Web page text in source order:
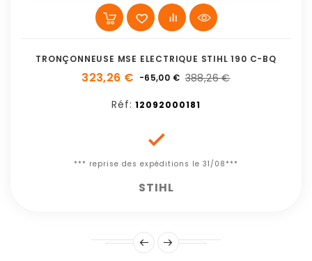
TRONÇONNEUSE MSE ELECTRIQUE STIHL 190 C-BQ
323,26 € -65,00 € 388,26 €
Réf: 12092000181

*** reprise des expéditions le 31/08***
STIHL